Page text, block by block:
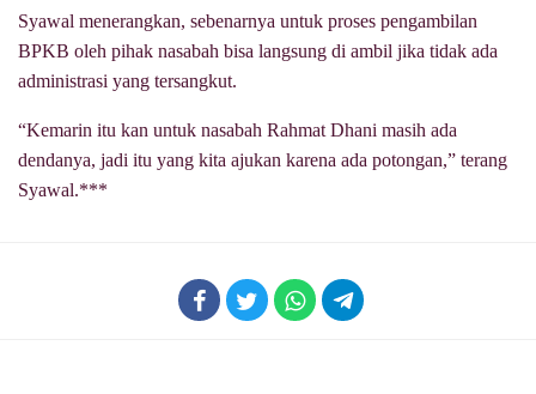
Syawal menerangkan, sebenarnya untuk proses pengambilan
BPKB oleh pihak nasabah bisa langsung di ambil jika tidak ada
administrasi yang tersangkut.
“Kemarin itu kan untuk nasabah Rahmat Dhani masih ada
dendanya, jadi itu yang kita ajukan karena ada potongan,” terang
Syawal.***